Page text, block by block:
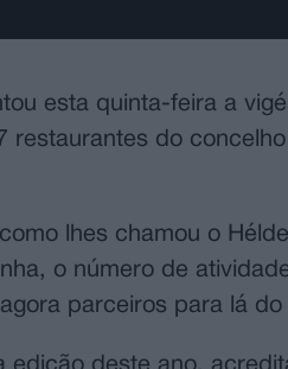
esta quinta-feira a
restaurantes do
lhes chamou o
o número de
parceiros para lá